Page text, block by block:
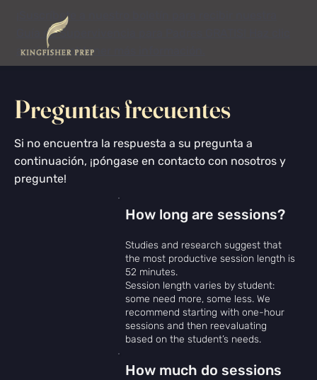
¡Suscríbete a nuestro boletín para recibir nuestra
Guía de Supervivencia para Padres GRATIS! Haz clic
aquí para obtener más información.
Preguntas frecuentes
Si no encuentra la respuesta a su pregunta a
continuación, ¡póngase en contacto con nosotros y
pregunte!
How long are sessions?
Studies and researchsuggest that
the most productive session length is
52 minutes.
Session length varies by student:
some need more, some less. We
recommend starting with one-hour
sessions and then reevaluating
based on the student’s needs.
How much do sessions